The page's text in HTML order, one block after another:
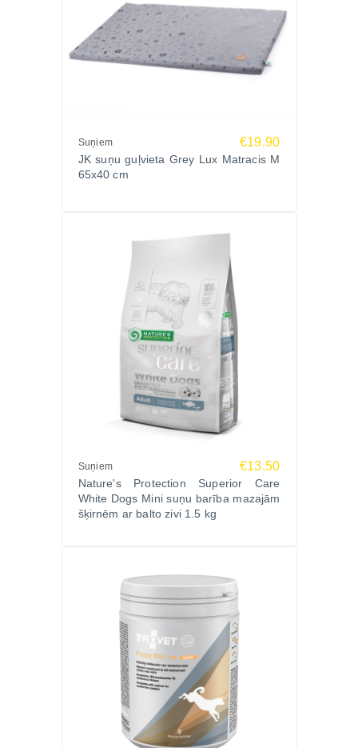
Suņiem €19.90
JK suņu guļvieta Grey Lux Matracis M
65x40 cm
Suņiem €13.50
Nature's Protection Superior Care
White Dogs Mini suņu barība mazajām
šķirnēm ar balto zivi 1.5 kg